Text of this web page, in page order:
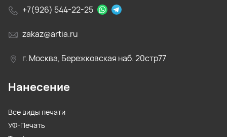
+7(926) 544-22-25
zakaz@artia.ru
г. Москва, Бережковская наб. 20стр77
Нанесение
Все виды печати
УФ-Печать